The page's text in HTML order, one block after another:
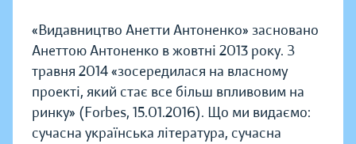
«Видавництво Анетти Антоненко» засновано
Анеттою Антоненко в жовтні 2013 року. З
травня 2014 «зосередилася на власному
проекті, який стає все більш впливовим на
ринку» (Forbes, 15.01.2016). Що ми видаємо:
сучасна українська література, сучасна